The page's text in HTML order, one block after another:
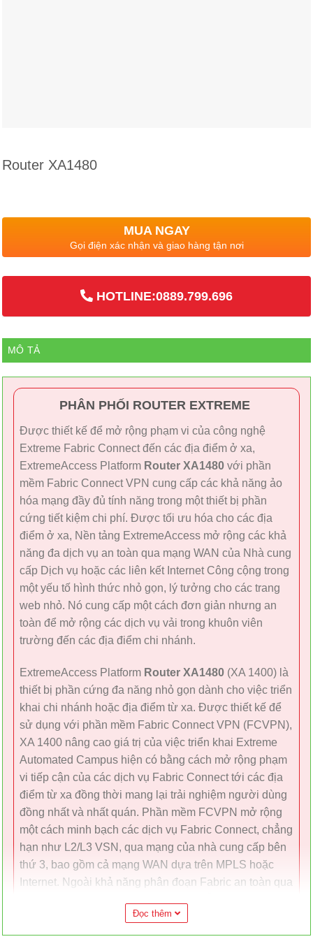
Router XA1480
MUA NGAY
Gọi điện xác nhận và giao hàng tận nơi
HOTLINE:0889.799.696
MÔ TẢ
PHÂN PHỐI ROUTER EXTREME
Được thiết kế để mở rộng phạm vi của công nghệ
Extreme Fabric Connect đến các địa điểm ở xa,
ExtremeAccess Platform Router XA1480 với phần
mềm Fabric Connect VPN cung cấp các khả năng ảo
hóa mạng đầy đủ tính năng trong một thiết bị phần
cứng tiết kiệm chi phí. Được tối ưu hóa cho các địa
điểm ở xa, Nền tảng ExtremeAccess mở rộng các khả
năng đa dịch vụ an toàn qua mạng WAN của Nhà cung
cấp Dịch vụ hoặc các liên kết Internet Công cộng trong
một yếu tố hình thức nhỏ gọn, lý tưởng cho các trang
web nhỏ. Nó cung cấp một cách đơn giản nhưng an
toàn để mở rộng các dịch vụ vải trong khuôn viên
trường đến các địa điểm chi nhánh.
ExtremeAccess Platform Router XA1480 (XA 1400) là
thiết bị phần cứng đa năng nhỏ gọn dành cho việc triển
khai chi nhánh hoặc địa điểm từ xa. Được thiết kế để
sử dụng với phần mềm Fabric Connect VPN (FCVPN),
XA 1400 nâng cao giá trị của việc triển khai Extreme
Automated Campus hiện có bằng cách mở rộng phạm
vi tiếp cận của các dịch vụ Fabric Connect tới các địa
điểm từ xa đồng thời mang lại trải nghiệm người dùng
đồng nhất và nhất quán. Phần mềm FCVPN mở rộng
một cách minh bạch các dịch vụ Fabric Connect, chẳng
hạn như L2/L3 VSN, qua mạng của nhà cung cấp bên
thứ 3, bao gồm cả mạng WAN dựa trên MPLS hoặc
Internet. Ngoài khả năng phân đoạn Fabric an toàn qua
mã hóa lưu lượng từ đầu đến cuối.
Đọc thêm